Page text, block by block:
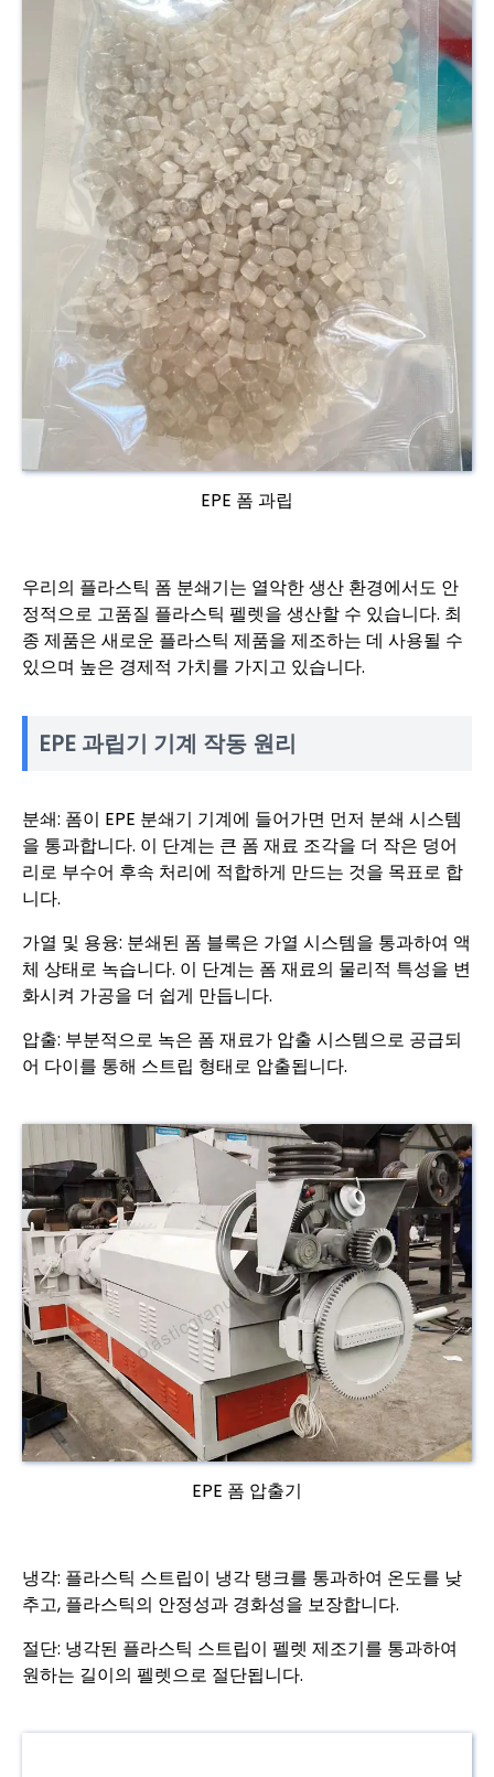
EPE 폼 과립
우리의 플라스틱 폼 분쇄기는 열악한 생산 환경에서도 안
정적으로 고품질 플라스틱 펠렛을 생산할 수 있습니다. 최
종 제품은 새로운 플라스틱 제품을 제조하는 데 사용될 수
있으며 높은 경제적 가치를 가지고 있습니다.
EPE 과립기 기계 작동 원리
분쇄: 폼이 EPE 분쇄기 기계에 들어가면 먼저 분쇄 시스템
을 통과합니다. 이 단계는 큰 폼 재료 조각을 더 작은 덩어
리로 부수어 후속 처리에 적합하게 만드는 것을 목표로 합
니다.
가열 및 용융: 분쇄된 폼 블록은 가열 시스템을 통과하여 액
체 상태로 녹습니다. 이 단계는 폼 재료의 물리적 특성을 변
화시켜 가공을 더 쉽게 만듭니다.
압출: 부분적으로 녹은 폼 재료가 압출 시스템으로 공급되
어 다이를 통해 스트립 형태로 압출됩니다.
EPE 폼 압출기
냉각: 플라스틱 스트립이 냉각 탱크를 통과하여 온도를 낮
추고, 플라스틱의 안정성과 경화성을 보장합니다.
절단: 냉각된 플라스틱 스트립이 펠렛 제조기를 통과하여
원하는 길이의 펠렛으로 절단됩니다.